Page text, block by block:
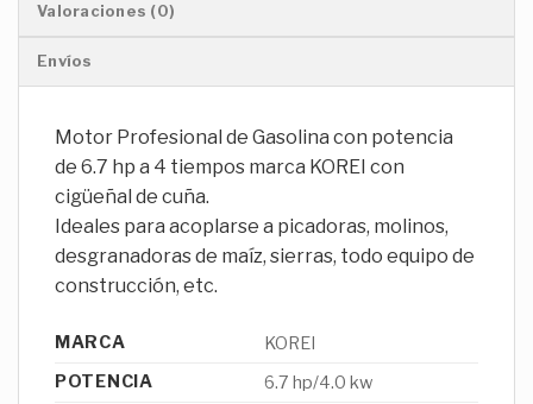
Valoraciones (0)
Envíos
Motor Profesional de Gasolina con potencia
de 6.7 hp a 4 tiempos marca KOREI con
cigüeñal de cuña.
Ideales para acoplarse a picadoras, molinos,
desgranadoras de maíz, sierras, todo equipo de
construcción, etc.
MARCA
KOREI
POTENCIA
6.7 hp/4.0 kw